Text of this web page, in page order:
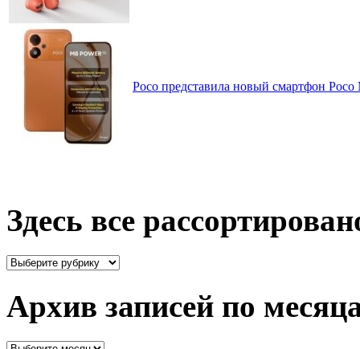
Poco представила новый смартфон
Здесь все
Здесь
Архив записей по